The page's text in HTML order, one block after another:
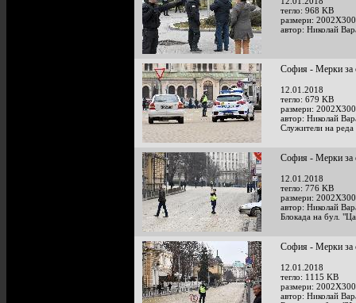
тегло: 968 KB
размери:
автор: Николай
София - Мерки за
12.01.2018
тегло: 679 KB
размери:
автор: Николай
Служители на реда
София - Мерки за
12.01.2018
тегло: 776 KB
размери:
автор: Николай
Блокада на бул.
София - Мерки за
12.01.2018
тегло: 1115 KB
размери:
автор: Николай